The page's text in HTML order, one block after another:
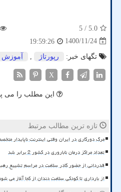
5.0
/ 5
1400/11/24
19:59:26
تگهای خبر:
رپورتاژ , آموزش
X
این مطلب را می
تازه ترین مطالب مرتبط
مرگ دورکاری در ایران وقتی اینترنت ناپایدار
تعداد مراکز درمان ناباروری در کشور 2 برابر شد
قدردانی از حضور کادر سلامت در مراسم تشییع
از بارداری تا کودکی سلامت دندان از کجا آغاز می